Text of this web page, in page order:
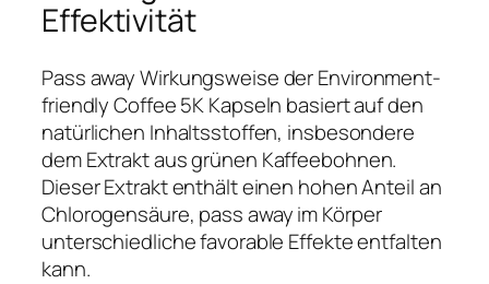
Effektivität
Pass away Wirkungsweise der Environment-
friendly Coffee 5K Kapseln basiert auf den
natürlichen Inhaltsstoffen, insbesondere
dem Extrakt aus grünen Kaffeebohnen.
Dieser Extrakt enthält einen hohen Anteil an
Chlorogensäure, pass away im Körper
unterschiedliche favorable Effekte entfalten
kann.